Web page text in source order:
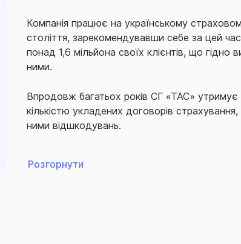
Компанія працює на українському
століття, зарекомендувавши себе за цей
понад 1,6 мільйона своїх клієнтів, що гідно
ними.
Впродовж багатьох років СГ «ТАС» утримує
кількістю укладених договорів
ними відшкодувань.
продовжує міцно утримувати лідерство на
Розгорнути